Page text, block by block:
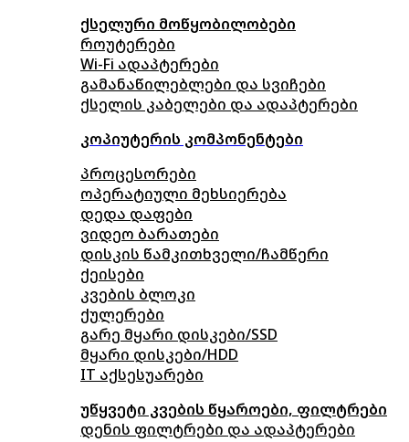
ქსელური მოწყობილობები
როუტერები
Wi-Fi ადაპტერები
გამანაწილებლები და სვიჩები
ქსელის კაბელები და ადაპტერები
კოპიუტერის კომპონენტები
პროცესორები
ოპერატიული მეხსიერება
დედა დაფები
ვიდეო ბარათები
დისკის წამკითხველი/ჩამწერი
ქეისები
კვების ბლოკი
ქულერები
გარე მყარი დისკები/SSD
მყარი დისკები/HDD
IT აქსესუარები
უწყვეტი კვების წყაროები, ფილტრები
დენის ფილტრები და ადაპტერები